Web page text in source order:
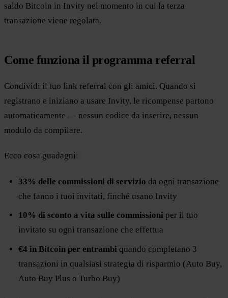
saldo Bitcoin in Invity nel momento in cui la terza
transazione viene regolata.
Come funziona il programma referral
Condividi il tuo link referral con gli amici. Quando si
registrano e iniziano a usare Invity, le ricompense partono
automaticamente — nessun codice da inserire, nessun
modulo da compilare.
Ecco cosa guadagni:
33% delle commissioni di servizio da ogni transazione
che fanno i tuoi invitati, finché usano Invity
10% di sconto a vita sulle commissioni per il tuo
invitato su ogni transazione che effettua
€4 in Bitcoin per entrambi quando completano 3
transazioni in qualsiasi strategia di risparmio (Auto Buy,
Auto Buy Plus o Turbo Buy)